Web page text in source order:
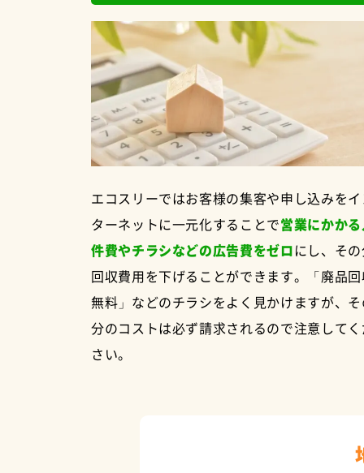
エコスリーではお客様の集客や申し込みを
ターネットに一元化することで営業にかか
件費やチラシなどの広告費をゼロにし、そ
回収費用を下げることができます。「廃品
無料」などのチラシをよく見かけますが、
分のコストは必ず請求されるので注意して
さい。